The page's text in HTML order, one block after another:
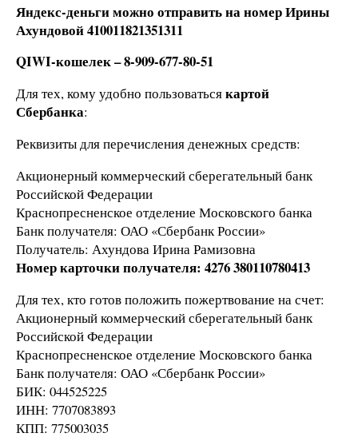
Яндекс-деньги можно отправить на номер Ирины
Ахундовой 410011821351311
QIWI-кошелек – 8-909-677-80-51
Для тех, кому удобно пользоватьсякартой
Сбербанка:
Реквизиты для перечисления денежных средств:
Акционерный коммерческий сберегательный банк
Российской Федерации
Краснопресненское отделение Московского банка
Банк получателя: ОАО «Сбербанк России»
Получатель: Ахундова Ирина Рамизовна
Номер карточки получателя: 4276 380110780413
Для тех, кто готов положить пожертвование на счет:
Акционерный коммерческий сберегательный банк
Российской Федерации
Краснопресненское отделение Московского банка
Банк получателя: ОАО «Сбербанк России»
БИК: 044525225
ИНН: 7707083893
КПП: 775003035